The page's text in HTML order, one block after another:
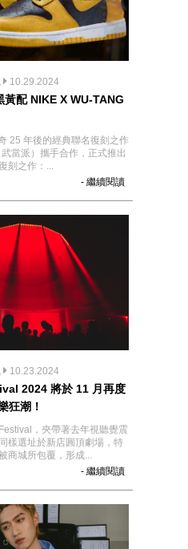
10.29.2024
黃配 NIKE X WU-TANG
25 年後的經典聯名復刻之作
當派）攜手合作，正式推出
刻之作：...
- 繼續閱讀
10.23.2024
2024 將於 11 月再度
狂潮！
，夾帶著去年視聽覺震
樣選址於新店圓頂劇場，特
商城所包覆，形成...
- 繼續閱讀